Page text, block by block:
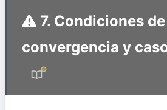
7. Condiciones de
convergencia y